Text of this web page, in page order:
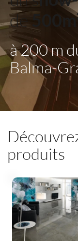
de
à 200 m
Balma-
produits